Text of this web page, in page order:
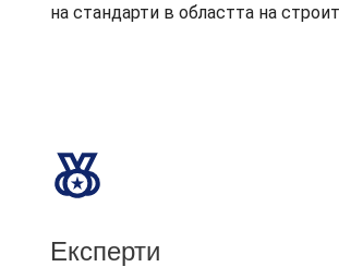
на стандарти в областта на
Експерти